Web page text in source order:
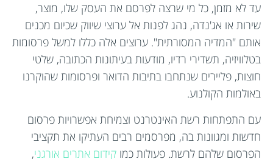
עד לא מזמן, כל מי שרצה לפרסם את העסק שלו, מוצר,
שירות או אג'נדה, נהג לפנות אל ערוצי שיווק שכיום מכנים
אותם "המדיה המסורתית". ערוצים אלה כללו למשל פרסומות
בטלוויזיה, תשדירי רדיו, מודעות בעיתונות הכתובה, שלטי
חוצות, פליירים שנתחבו בתיבות הדואר ופרסומות שהוקרנו
באולמות הקולנוע.
עם התפתחות רשת האינטרנט וצמיחת אפשרויות פרסום
חדשות ומגוונות בה, מפרסמים רבים העתיקו את תקציבי
הפרסום שלהם לרשת. פעולות כמו קידום אתרים אורגני,